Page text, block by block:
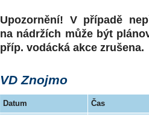
Upozornění! V případě
na nádržích může být
příp. vodácká akce zrušena.
VD Znojmo
Datum Čas